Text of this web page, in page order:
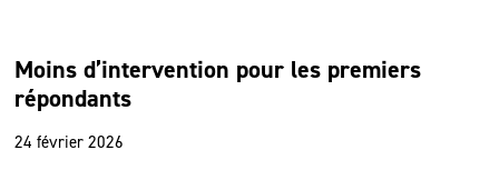
Moins d’intervention pour les premiers
répondants
24 février 2026